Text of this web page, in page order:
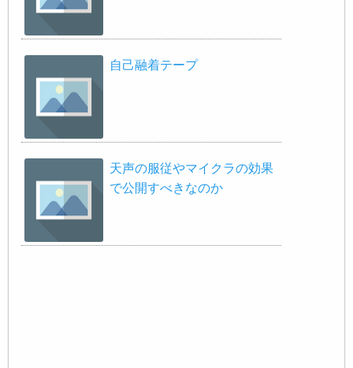
自己融着テープ
天声の服従やマイクラの効果
で公開すべきなのか